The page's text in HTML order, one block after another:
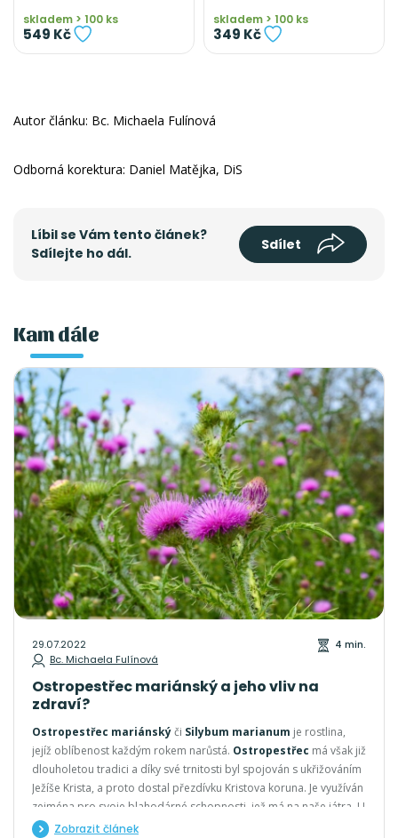
skladem > 100 ks
549 Kč
skladem > 100 ks
349 Kč
Autor článku: Bc. Michaela Fulínová
Odborná korektura: Daniel Matějka, DiS
Líbil se Vám tento článek?
Sdílejte ho dál.
Sdílet
Kam dále
29.07.2022
Bc. Michaela Fulínová
4 min.
Ostropestřec mariánský a jeho vliv na
zdraví?
Ostropestřec mariánskýči Silybum marianum je rostlina,
jejíž oblíbenost každým rokem narůstá. Ostropestřec má však již
dlouholetou tradici a díky své trnitosti byl spojován s ukřižováním
Ježíše Krista, a proto dostal přezdívku Kristova koruna. Je využíván
zejména pro svoje blahodárné schopnosti, jež má na naše játra. U
nás se s ním setkáme v nepřeberném množství podob.
Zobrazit článek